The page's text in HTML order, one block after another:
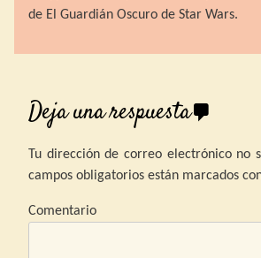
de El Guardián Oscuro de Star Wars.
Deja una respuesta
Tu dirección de correo electrónico no
campos obligatorios están marcados